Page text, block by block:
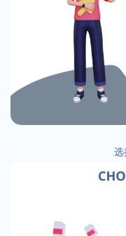
选